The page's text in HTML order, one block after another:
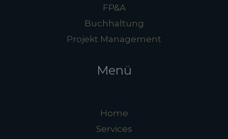
FP&A
Buchhaltung
Projekt Management
Menü
Home
Services